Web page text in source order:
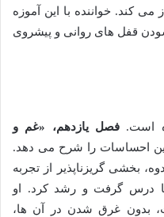
کند. خواننده با این آموزه
قفل های روانی و پیشروی
است.فصل یازدهم، «غم و
احساسات را شرح می دهد.
بخشی گریزناپذیر از تجربه
درس گرفت و رشد کرد. او
بدون غرق شدن در آن ها،